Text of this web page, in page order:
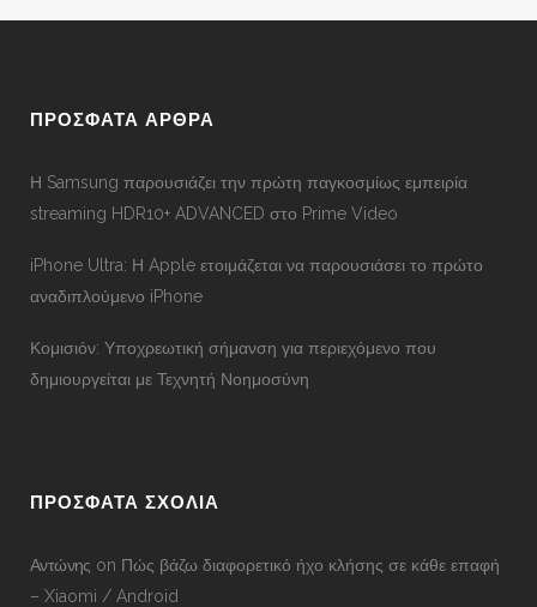
ΠΡΟΣΦΑΤΑ ΑΡΘΡΑ
Η Samsung παρουσιάζει την πρώτη παγκοσμίως εμπειρία
streaming HDR10+ ADVANCED στο Prime Video
iPhone Ultra: Η Apple ετοιμάζεται να παρουσιάσει το πρώτο
αναδιπλούμενο iPhone
Κομισιόν: Υποχρεωτική σήμανση για περιεχόμενο που
δημιουργείται με Τεχνητή Νοημοσύνη
ΠΡΟΣΦΑΤΑ ΣΧΟΛΙΑ
Αντώνης on Πώς βάζω διαφορετικό ήχο κλήσης σε κάθε επαφή
– Xiaomi / Android